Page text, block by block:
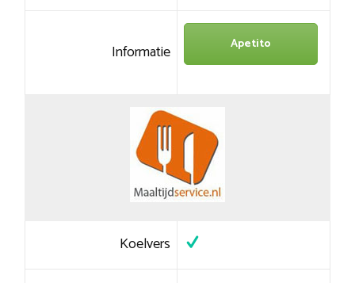
Informatie Apetito
Koelvers